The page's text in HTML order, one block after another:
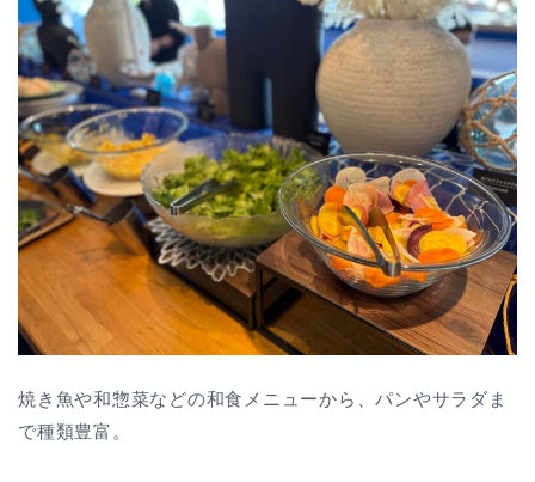
焼き魚や和惣菜などの和食メニューから、パンやサラダま
で種類豊富。